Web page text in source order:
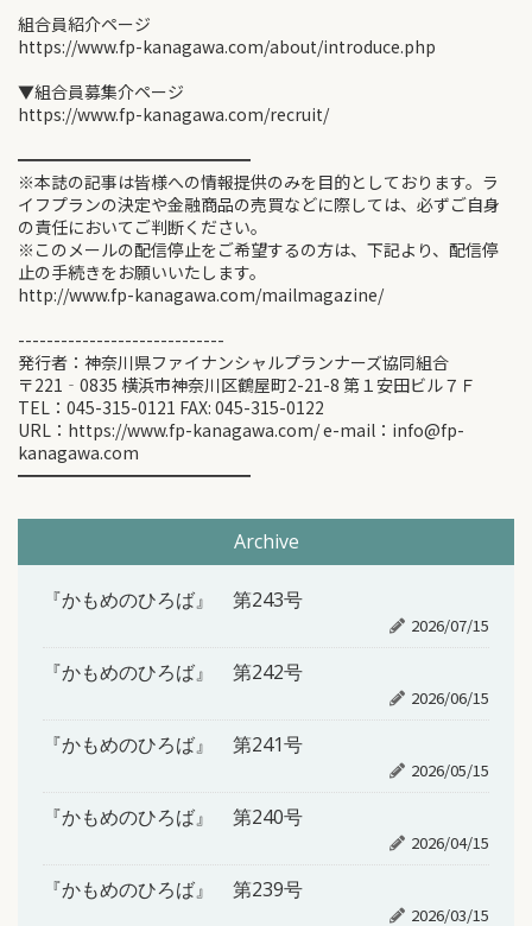
組合員紹介ページ
https://www.fp-kanagawa.com/about/introduce.php
▼組合員募集介ページ
https://www.fp-kanagawa.com/recruit/
━━━━━━━━━━━━━━
※本誌の記事は皆様への情報提供のみを目的としております。ラ
イフプランの決定や金融商品の売買などに際しては、必ずご自身
の責任においてご判断ください。
※このメールの配信停止をご希望するの方は、下記より、配信停
止の手続きをお願いいたします。
http://www.fp-kanagawa.com/mailmagazine/
-----------------------------
発行者：神奈川県ファイナンシャルプランナーズ協同組合
〒221‐0835 横浜市神奈川区鶴屋町2-21-8 第１安田ビル７Ｆ
TEL：045-315-0121 FAX: 045-315-0122
URL：https://www.fp-kanagawa.com/ e-mail：info@fp-
kanagawa.com
━━━━━━━━━━━━━━
Archive
『かもめのひろば』 第243号
2026/07/15
『かもめのひろば』 第242号
2026/06/15
『かもめのひろば』 第241号
2026/05/15
『かもめのひろば』 第240号
2026/04/15
『かもめのひろば』 第239号
2026/03/15